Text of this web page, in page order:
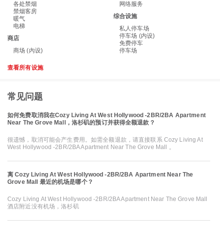
各处禁烟
禁烟客房
暖气
电梯
商店
商场 (內设)
网络服务
综合设施
私人停车场
停车场 (内设)
免费停车
停车场
查看所有设施
常见问题
如何免费取消我在Cozy Living At West Hollywood -2BR/2BA Apartment
Near The Grove Mall，洛杉矶的预订并获得全额退款？
很遗憾，取消可能会产生费用。如需全额退款，请直接联系 Cozy Living At
West Hollywood -2BR/2BA Apartment Near The Grove Mall 。
离 Cozy Living At West Hollywood -2BR/2BA Apartment Near The
Grove Mall 最近的机场是哪个？
Cozy Living At West Hollywood -2BR/2BA Apartment Near The Grove Mall
酒店附近没有机场，洛杉矶